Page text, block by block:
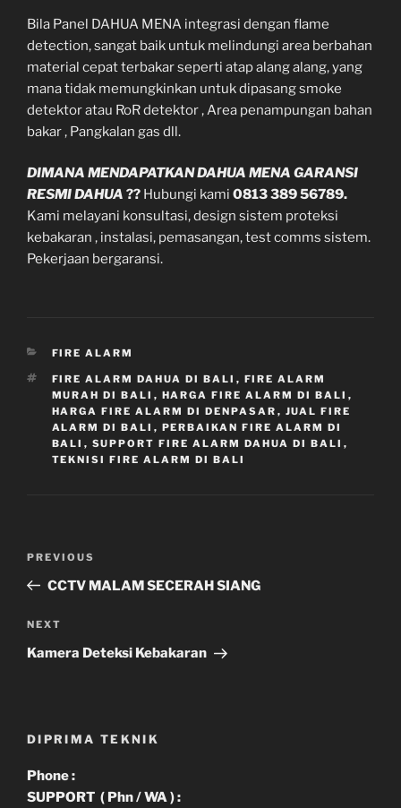
Bila Panel DAHUA MENA integrasi dengan flame
detection, sangat baik untuk melindungi area berbahan
material cepat terbakar seperti atap alang alang, yang
mana tidak memungkinkan untuk dipasang smoke
detektor atau RoR detektor , Area penampungan bahan
bakar , Pangkalan gas dll.
DIMANA MENDAPATKAN DAHUA MENA GARANSI
RESMI DAHUA ?? Hubungi kami 0813 389 56789.
Kami melayani konsultasi, design sistem proteksi
kebakaran , instalasi, pemasangan, test comms sistem.
Pekerjaan bergaransi.
CATEGORIES
FIRE ALARM
TAGS
FIRE ALARM DAHUA DI BALI , FIRE ALARM
MURAH DI BALI , HARGA FIRE ALARM DI BALI ,
HARGA FIRE ALARM DI DENPASAR , JUAL FIRE
ALARM DI BALI , PERBAIKAN FIRE ALARM DI
BALI , SUPPORT FIRE ALARM DAHUA DI BALI ,
TEKNISI FIRE ALARM DI BALI
Previous
Post
PREVIOUS
CCTV MALAM SECERAH SIANG
Next
Post
NEXT
Kamera Deteksi Kebakaran
DIPRIMA TEKNIK
Phone :
SUPPORT ( Phn / WA ) :